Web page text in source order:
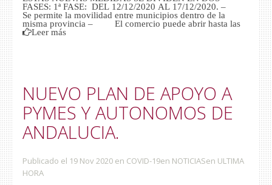
FASES: 1ª FASE: DEL 12/12/2020 AL 17/12/2020. –
Se permite la movilidad entre municipios dentro de la
misma provincia – El comercio puede abrir hasta las
Leer más
NUEVO PLAN DE APOYO A
PYMES Y AUTONOMOS DE
ANDALUCIA.
Publicado el 19 Nov 2020 en COVID-19en NOTICIASen ULTIMA
HORA